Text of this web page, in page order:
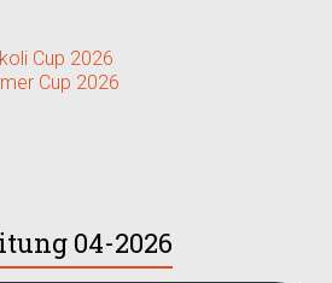
Cup 2026
Cup 2026
04-2026